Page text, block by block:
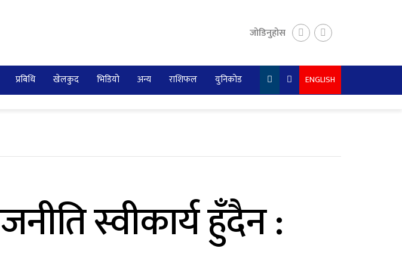
जोडिनुहोस
प्रबिधि खेलकुद भिडियो अन्य राशिफल युनिकोड ENGLISH
स्वीकार्य हुँदैन :